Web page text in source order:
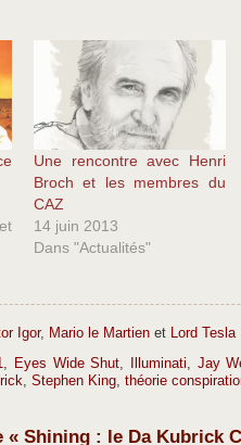
Une rencontre avec Henri
Broch et les membres du
CAZ
14 juin 2013
Dans "Actualités"
Igor, Mario le Martien et Lord Tesla
, Eyes Wide Shut, Illuminati, Jay
, Stephen King, théorie
Shining : le Da Kubrick